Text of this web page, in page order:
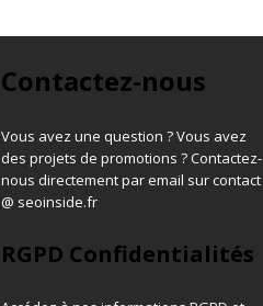
Contactez-nous
Vous avez une question ? Vous avez
des projets de promotions ? Contactez-
nous directement par email sur contact
@ seoinside.fr
RGPD Confidentialités